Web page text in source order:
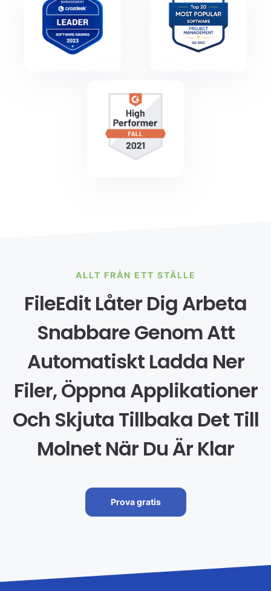
ALLT FRÅN ETT STÄLLE
FileEdit Låter Dig Arbeta
Snabbare Genom Att
Automatiskt Ladda Ner
Filer, Öppna Applikationer
Och Skjuta Tillbaka Det Till
Molnet När Du Är Klar
Prova gratis